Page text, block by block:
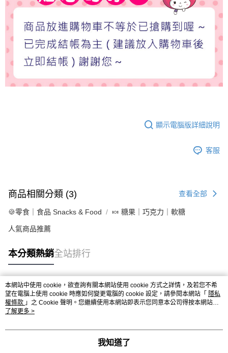
顯示電腦版詳細說明
客服
商品相關分類 (3) 查看全部
🍪零食｜食品 Snacks & Food 🍬 糖果｜巧克力｜軟糖
人氣商品推薦
本分類熱銷全站排行
熱門標籤
本網站中使用 cookie，欲查詢有關本網站使用 cookie 方式之詳情，及若您不希
望在電腦上使用 cookie 時應如何變更電腦的 cookie 設定，請參閱本網站「 隱私
權條款 」之 Cookie 聲明。您繼續使用本網站即表示您同意本公司得按本網站使
用條款之 Cookie 聲明使用 cookie。
了解更多 >
我知道了